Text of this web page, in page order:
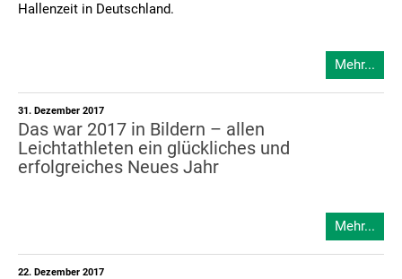
Hallenzeit in Deutschland.
Mehr...
31. Dezember 2017
Das war 2017 in Bildern – allen
Leichtathleten ein glückliches und
erfolgreiches Neues Jahr
Mehr...
22. Dezember 2017